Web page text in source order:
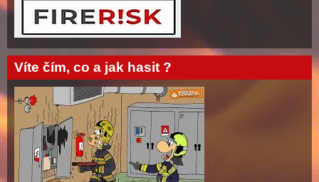
Víte čím, co a jak hasit ?